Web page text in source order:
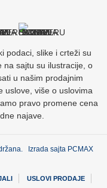
podaci, slike i crteži su
na sajtu su ilustracije, o
u našim prodajnim
uslove, više o uslovima
pravo promene cena
najave.
Izrada sajta PCMAX
USLOVI PRODAJE